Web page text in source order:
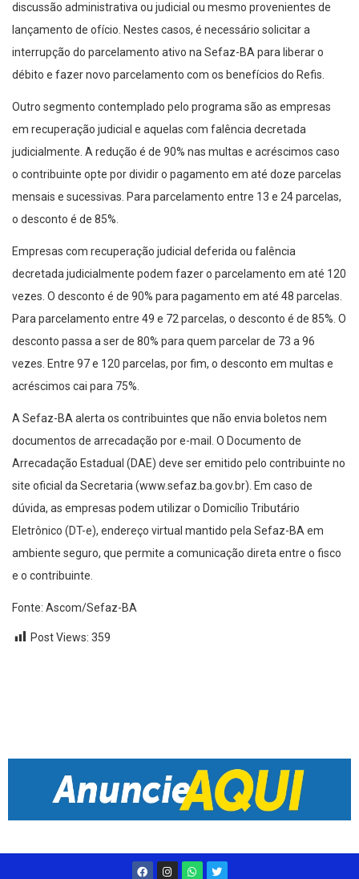
discussão administrativa ou judicial ou mesmo provenientes de
lançamento de ofício. Nestes casos, é necessário solicitar a
interrupção do parcelamento ativo na Sefaz-BA para liberar o
débito e fazer novo parcelamento com os benefícios do Refis.
Outro segmento contemplado pelo programa são as empresas
em recuperação judicial e aquelas com falência decretada
judicialmente. A redução é de 90% nas multas e acréscimos caso
o contribuinte opte por dividir o pagamento em até doze parcelas
mensais e sucessivas. Para parcelamento entre 13 e 24 parcelas,
o desconto é de 85%.
Empresas com recuperação judicial deferida ou falência
decretada judicialmente podem fazer o parcelamento em até 120
vezes. O desconto é de 90% para pagamento em até 48 parcelas.
Para parcelamento entre 49 e 72 parcelas, o desconto é de 85%. O
desconto passa a ser de 80% para quem parcelar de 73 a 96
vezes. Entre 97 e 120 parcelas, por fim, o desconto em multas e
acréscimos cai para 75%.
A Sefaz-BA alerta os contribuintes que não envia boletos nem
documentos de arrecadação por e-mail. O Documento de
Arrecadação Estadual (DAE) deve ser emitido pelo contribuinte no
site oficial da Secretaria (www.sefaz.ba.gov.br). Em caso de
dúvida, as empresas podem utilizar o Domicílio Tributário
Eletrônico (DT-e), endereço virtual mantido pela Sefaz-BA em
ambiente seguro, que permite a comunicação direta entre o fisco
e o contribuinte.
Fonte: Ascom/Sefaz-BA
Post Views: 359